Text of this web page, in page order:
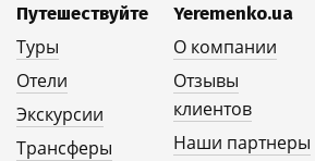
Путешествуйте
Туры
Отели
Экскурсии
Трансферы
Yeremenko.ua
О компании
Отзывы
клиентов
Наши партнеры